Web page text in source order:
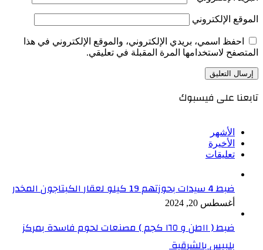
الموقع الإلكتروني
احفظ اسمي، بريدي الإلكتروني، والموقع الإلكتروني في هذا
المتصفح لاستخدامها المرة المقبلة في تعليقي.
تابعنا على فيسبوك
الأشهر
الأخيرة
تعليقات
ضبط 4 سيدات بحوزتهم 19 كيلو لعقار الكبتاجون المخدر
أغسطس 20, 2024
ضبط ( ١١طن و ١٦٥ كجم ) مصنعات لحوم فاسدة بمركز
بلبيس بالشرقية